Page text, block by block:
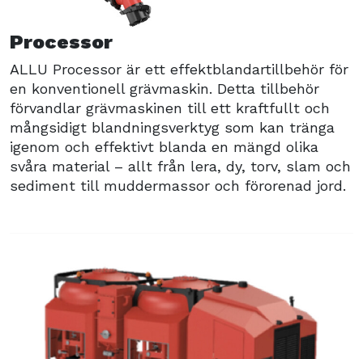
Processor
ALLU Processor är ett effektblandartillbehör för
en konventionell grävmaskin. Detta tillbehör
förvandlar grävmaskinen till ett kraftfullt och
mångsidigt blandningsverktyg som kan tränga
igenom och effektivt blanda en mängd olika
svåra material – allt från lera, dy, torv, slam och
sediment till muddermassor och förorenad jord.